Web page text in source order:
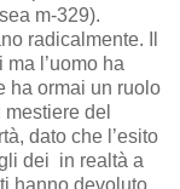
m-329).
radicalmente. Il
l’uomo ha
ha ormai un ruolo
del
dato che l’esito
dei in realtà a
hanno devoluto